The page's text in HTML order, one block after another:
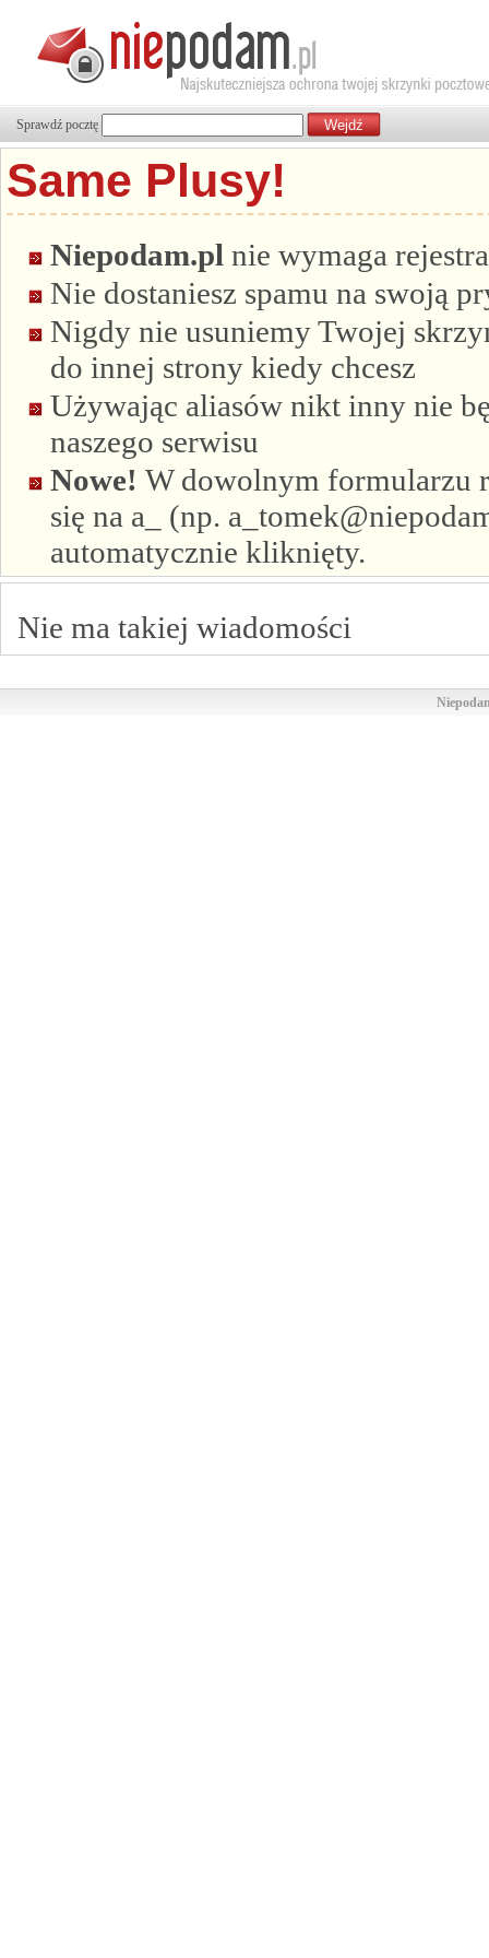
Sprawdź pocztę
Same Plusy!
Niepodam.pl nie wymaga
Nie dostaniesz spamu na swoją
Nigdy nie usuniemy Twojej
do innej strony kiedy chcesz
Używając aliasów nikt inny nie
naszego serwisu
Nowe! W dowolnym formularzu
się na a_ (np.
automatycznie kliknięty.
Nie ma takiej wiadomości